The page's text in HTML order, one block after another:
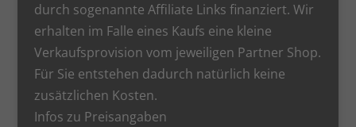
durch sogenannte Affiliate Links finanziert. Wir
erhalten im Falle eines Kaufs eine kleine
Verkaufsprovision vom jeweiligen Partner Shop.
Für Sie entstehen dadurch natürlich keine
zusätzlichen Kosten.
Infos zu Preisangaben